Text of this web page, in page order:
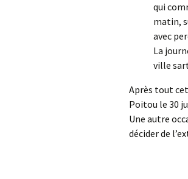
qui
matin,
avec
La
ville
Après tout
Poitou le 30
Une autre
décider de